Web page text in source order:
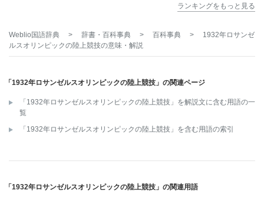
ランキングをもっと見る
Weblio国語辞典 > 辞書・百科事典 > 百科事典 >
1932年ロサンゼ
ルスオリンピックの陸上競技の意味・解説
「1932年ロサンゼルスオリンピックの陸上競技」の関連ページ
「1932年ロサンゼルスオリンピックの陸上競技」を解説文に含む用語の一
覧
「1932年ロサンゼルスオリンピックの陸上競技」を含む用語の索引
「1932年ロサンゼルスオリンピックの陸上競技」の関連用語